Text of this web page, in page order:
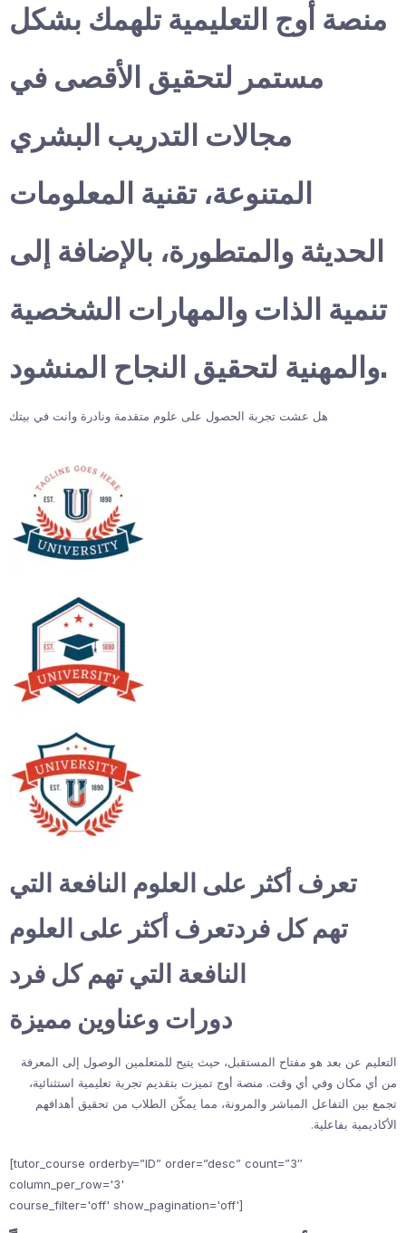
منصة أوج التعليمية تلهمك بشكل
مستمر لتحقيق الأقصى في
مجالات التدريب البشري
المتنوعة، تقنية المعلومات
الحديثة والمتطورة، بالإضافة إلى
تنمية الذات والمهارات الشخصية
والمهنية لتحقيق النجاح المنشود.
هل عشت تجربة الحصول على علوم متقدمة ونادرة وانت في بيتك
تعرف أكثر على العلوم النافعة التي
تهم كل فردتعرف أكثر على العلوم
النافعة التي تهم كل فرد
دورات وعناوين مميزة
التعليم عن بعد هو مفتاح المستقبل، حيث يتيح للمتعلمين الوصول إلى المعرفة
من أي مكان وفي أي وقت. منصة أوج تميزت بتقديم تجربة تعليمية استثنائية،
تجمع بين التفاعل المباشر والمرونة، مما يمكّن الطلاب من تحقيق أهدافهم
الأكاديمية بفاعلية.
[tutor_course orderby=”ID” order=”desc” count=”3″
column_per_row='3'
course_filter='off' show_pagination='off']